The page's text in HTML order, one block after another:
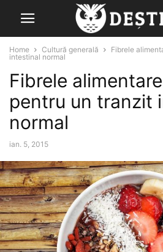
Home Cultură generală
Fibrele
intestinal normal
Fibrele
pentru un tranzit
normal
ian. 5, 2015